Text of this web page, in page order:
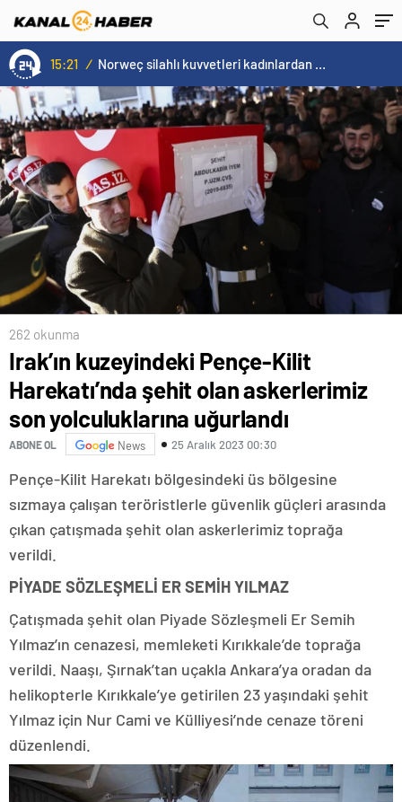
15:21 / Norweç silahlı kuvvetleri kadınlardan oluşan özel kuvvetler eğitimlerini başlattı.
uğurlandı
262 okunma
Irak’ın kuzeyindeki Pençe-Kilit
Harekatı’nda şehit olan askerlerimiz
son yolculuklarına uğurlandı
ABONE OL News 25 Aralık 2023 00:30
Pençe-Kilit Harekatı bölgesindeki üs bölgesine
sızmaya çalışan teröristlerle güvenlik güçleri arasında
çıkan çatışmada şehit olan askerlerimiz toprağa
verildi.
PİYADE SÖZLEŞMELİ ER SEMİH YILMAZ
Çatışmada şehit olan Piyade Sözleşmeli Er Semih
Yılmaz’ın cenazesi, memleketi Kırıkkale’de toprağa
verildi. Naaşı, Şırnak’tan uçakla Ankara’ya oradan da
helikopterle Kırıkkale’ye getirilen 23 yaşındaki şehit
Yılmaz için Nur Cami ve Külliyesi’nde cenaze töreni
düzenlendi.
savunma